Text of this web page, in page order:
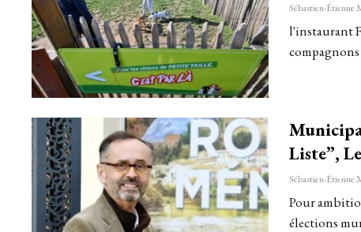
l'instaurant
Liste”,
Pour
élections